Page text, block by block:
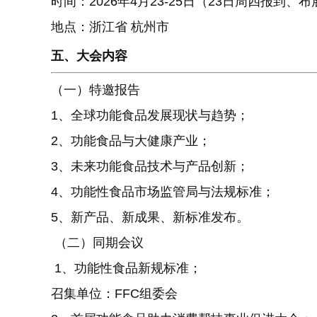
地点：浙江省 杭州市
五、大会内容
（一）特邀报告
1、全球功能食品发展现状与趋势；
2、功能食品与大健康产业；
3、未来功能食品技术与产品创新；
4、功能性食品市场监管局与法规标准；
5、新产品、新成果、新标准发布。
（二）同期会议
1、功能性食品新规标准；
召集单位：FFC组委会